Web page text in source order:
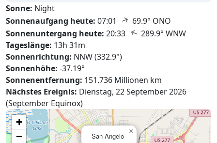
Sonne: Night
Sonnenaufgang heute: 07:01 ↑ 69.9° ONO
Sonnenuntergang heute: 20:33 ↑ 289.9° WNW
Tageslänge: 13h 31m
Sonnenrichtung: NNW (332.9°)
Sonnenhöhe: -37.19°
Sonnenentfernung: 151.736 Millionen km
Nächstes Ereignis: Dienstag, 22 September 2026
(September Equinox)
San Angelo
×
+
−